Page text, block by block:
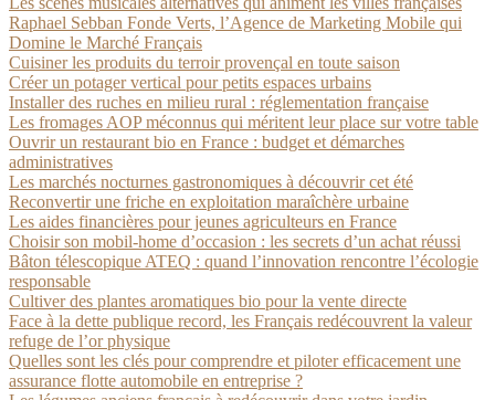
Raphael Sebban Fonde Verts, l’Agence de Marketing Mobile qui
Domine le Marché Français
Cuisiner les produits du terroir provençal en toute saison
Créer un potager vertical pour petits espaces urbains
Installer des ruches en milieu rural : réglementation française
Les fromages AOP méconnus qui méritent leur place sur votre table
Ouvrir un restaurant bio en France : budget et démarches
administratives
Les marchés nocturnes gastronomiques à découvrir cet été
Reconvertir une friche en exploitation maraîchère urbaine
Les aides financières pour jeunes agriculteurs en France
Choisir son mobil-home d’occasion : les secrets d’un achat réussi
Bâton télescopique ATEQ : quand l’innovation rencontre l’écologie
responsable
Cultiver des plantes aromatiques bio pour la vente directe
Face à la dette publique record, les Français redécouvrent la valeur
refuge de l’or physique
Quelles sont les clés pour comprendre et piloter efficacement une
assurance flotte automobile en entreprise ?